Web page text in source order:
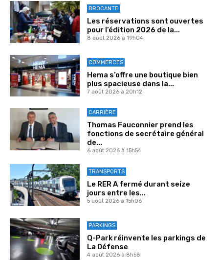
BROCANTE
Les réservations sont ouvertes
pour l’édition 2026 de la...
8 août 2026 à 19h04
COMMERCES
Hema s’offre une boutique bien
plus spacieuse dans la...
7 août 2026 à 20h12
CARRIÈRE
Thomas Fauconnier prend les
fonctions de secrétaire général
de...
6 août 2026 à 15h54
TRANSPORTS
Le RER A fermé durant seize
jours entre les...
5 août 2026 à 15h06
PARKINGS
Q-Park réinvente les parkings de
La Défense
4 août 2026 à 8h58